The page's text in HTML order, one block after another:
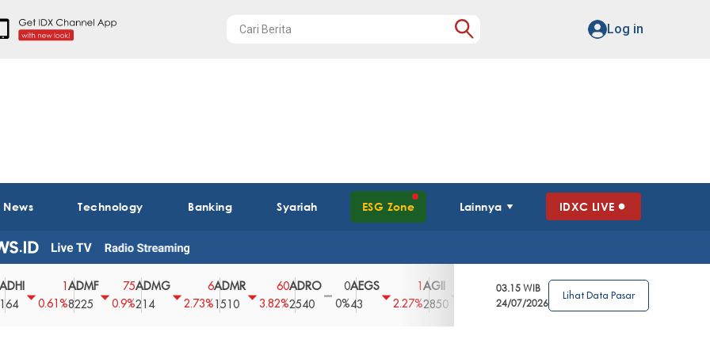
Log in
Technology Banking Syariah ESG Zone Lainnya IDXC LIVE
0.61%
ADMF
8225
75
0.9%
ADMG
214
2.73%
ADMR
1510
3.82%
ADRO
2540
0
0%
AEGS
2.27%2850
100
3.39%
AGRO
4
2.63%
AGRS
62
0%
03.15 WIB
24/07/2026
Lihat Data Pasar